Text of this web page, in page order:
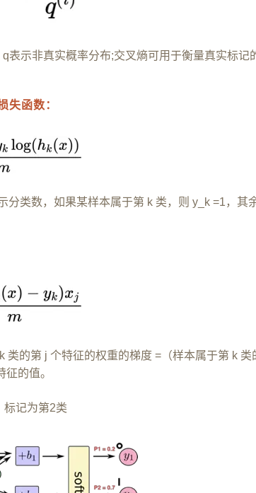
表示非真实概率分布;交叉熵可用于衡量真实标记
函数：
分类数，如果某样本属于第 k 类，则 y_k =1，其
类的第 j 个特征的权重的梯度 =（样本属于第 k
征的值。
标记为第2类